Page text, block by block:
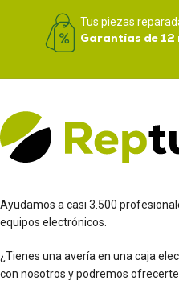
Tus piezas
Garantías de 12
Ayudamos a casi 3.500
equipos electrónicos.
¿Tienes una avería en una caja
con nosotros y podremos